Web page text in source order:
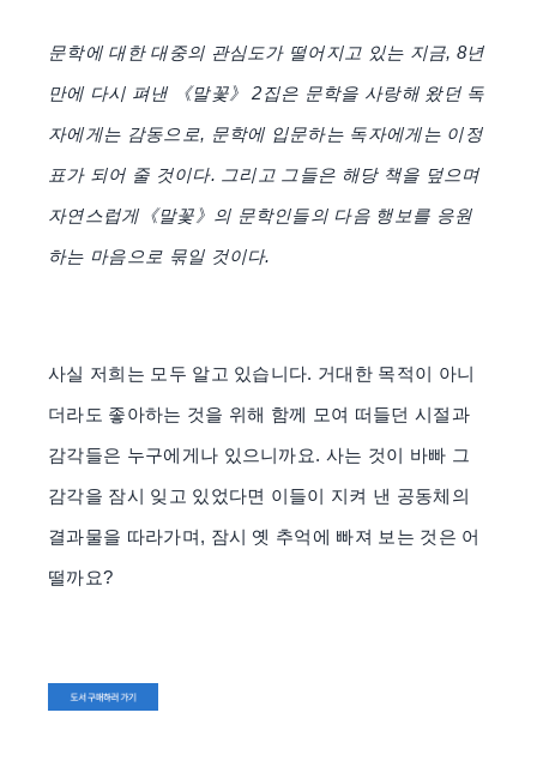
문학에 대한 대중의 관심도가 떨어지고 있는 지금, 8년
만에 다시 펴낸 《말꽃》 2집은 문학을 사랑해 왔던 독
자에게는 감동으로, 문학에 입문하는 독자에게는 이정
표가 되어 줄 것이다. 그리고 그들은 해당 책을 덮으며
자연스럽게《말꽃》의 문학인들의 다음 행보를 응원
하는 마음으로 묶일 것이다.
사실 저희는 모두 알고 있습니다. 거대한 목적이 아니
더라도 좋아하는 것을 위해 함께 모여 떠들던 시절과
감각들은 누구에게나 있으니까요. 사는 것이 바빠 그
감각을 잠시 잊고 있었다면 이들이 지켜 낸 공동체의
결과물을 따라가며, 잠시 옛 추억에 빠져 보는 것은 어
떨까요?